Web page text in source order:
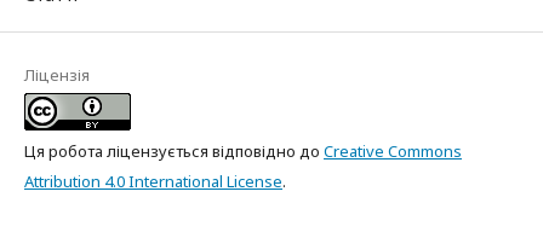
Ліцензія
Ця робота ліцензується відповідно до Creative Commons
Attribution 4.0 International License.